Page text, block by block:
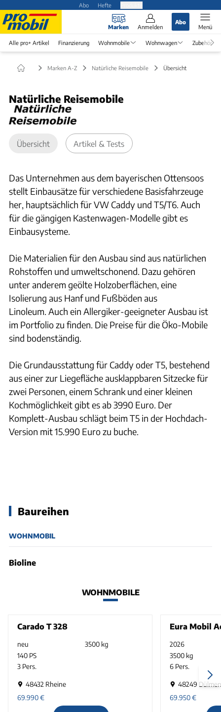
Abo Hefte
Marken Anmelden
Abo
Menü
Alle pro+ Artikel Finanzierung Wohnmobile Wohnwagen Zubehör
Marken A-Z Natürliche Reisemobile Übersicht
Natürliche Reisemobile
Übersicht Artikel & Tests
Das Unternehmen aus dem bayerischen Ottensoos
stellt Einbausätze für verschiedene Basisfahrzeuge
her, hauptsächlich für VW Caddy und T5/T6. Auch
für die gängigen Kastenwagen-Modelle gibt es
Einbausysteme.
Die Materialien für den Ausbau sind aus natürlichen
Rohstoffen und umweltschonend. Dazu gehören
unter anderem geölte Holzoberflächen, eine
Isolierung aus Hanf und Fußböden aus
Linoleum. Auch ein Allergiker-geeigneter Ausbau ist
im Portfolio zu finden. Die Preise für die Öko-Mobile
sind bodenständig.
Die Grundausstattung für Caddy oder T5, bestehend
aus einer zur Liegefläche ausklappbaren Sitzecke für
zwei Personen, einem Schrank und einer kleinen
Kochmöglichkeit gibt es ab 3990 Euro. Der
Komplett-Ausbau schlägt beim T5 in der Hochdach-
Version mit 15.990 Euro zu buche.
Baureihen
WOHNMOBIL
Bioline
WOHNMOBILE
Carado T 328
neu
3500 kg
140 PS
3 Pers.
48432 Rheine
69.990€
Eura Mobil
2026
3500 kg
6 Pers.
48249 Dülmen
69.950€